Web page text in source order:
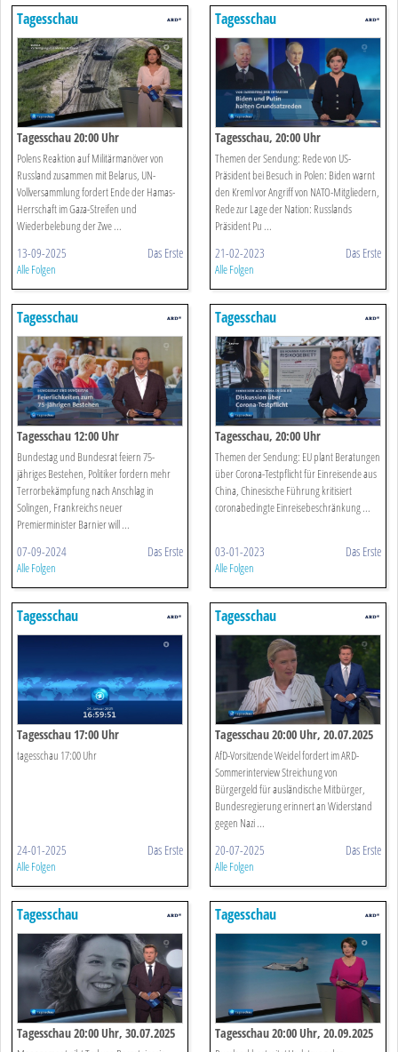
Tagesschau
Tagesschau 20:00 Uhr
Polens Reaktion auf Militärmanöver von
Russland zusammen mit Belarus, UN-
Vollversammlung fordert Ende der Hamas-
Herrschaft im Gaza-Streifen und
Wiederbelebung der Zwe ...
13-09-2025 Das Erste
Alle Folgen
Tagesschau
Tagesschau, 20:00 Uhr
Themen der Sendung: Rede von US-
Präsident bei Besuch in Polen: Biden warnt
den Kreml vor Angriff von NATO-Mitgliedern,
Rede zur Lage der Nation: Russlands
Präsident Pu ...
21-02-2023 Das Erste
Alle Folgen
Tagesschau
Tagesschau 12:00 Uhr
Bundestag und Bundesrat feiern 75-
jähriges Bestehen, Politiker fordern mehr
Terrorbekämpfung nach Anschlag in
Solingen, Frankreichs neuer
Premierminister Barnier will ...
07-09-2024 Das Erste
Alle Folgen
Tagesschau
Tagesschau, 20:00 Uhr
Themen der Sendung: EU plant Beratungen
über Corona-Testpflicht für Einreisende aus
China, Chinesische Führung kritisiert
coronabedingte Einreisebeschränkung ...
03-01-2023 Das Erste
Alle Folgen
Tagesschau
Tagesschau 17:00 Uhr
tagesschau 17:00 Uhr
24-01-2025 Das Erste
Alle Folgen
Tagesschau
Tagesschau 20:00 Uhr, 20.07.2025
AfD-Vorsitzende Weidel fordert im ARD-
Sommerinterview Streichung von
Bürgergeld für ausländische Mitbürger,
Bundesregierung erinnert an Widerstand
gegen Nazi ...
20-07-2025 Das Erste
Alle Folgen
Tagesschau
Tagesschau 20:00 Uhr, 30.07.2025
Tagesschau
Tagesschau 20:00 Uhr, 20.09.2025